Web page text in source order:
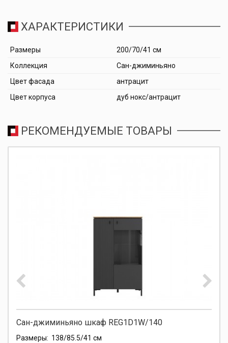
ХАРАКТЕРИСТИКИ
Размеры
200/70/41 см
Коллекция
Сан-джиминьяно
Цвет фасада
антрацит
Цвет корпуса
дуб нокс/антрацит
РЕКОМЕНДУЕМЫЕ ТОВАРЫ
Сан-джиминьяно шкаф REG1D1W/140
Размеры: 138/85.5/41 см